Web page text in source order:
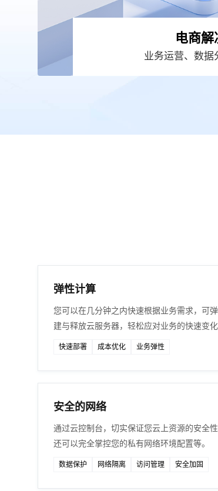
电商
业务运营、数据
弹性计算
您可以在几分钟之内快速根据业务需求，可
建与释放云服务器，轻松应对业务的快速变化
快速部署 成本优化 业务弹性
安全的网络
通过云控制台，切实保证您云上资源的安全
还可以完全掌控您的私有网络环境配置等。
数据保护 网络隔离 访问管理 安全加固